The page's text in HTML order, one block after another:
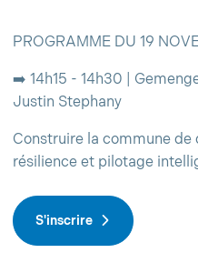
PROGRAMME DU 19
➡️ 14h15 - 14h30 |
Justin Stephany
Construire la commune de
résilience et pilotage
S'inscrire